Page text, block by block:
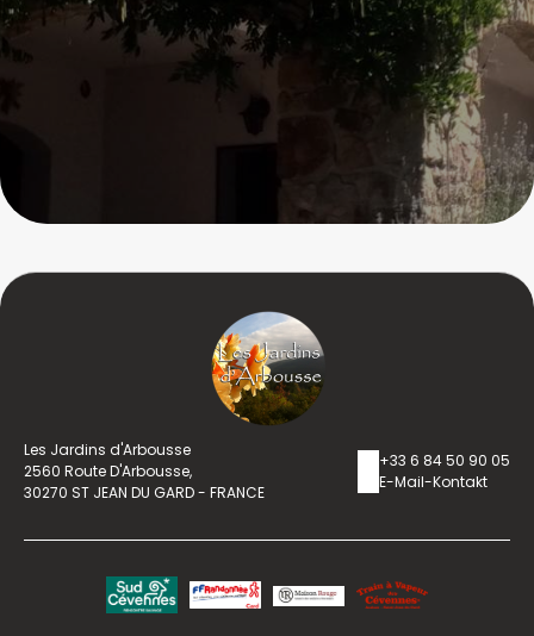
Les Jardins d'Arbousse
2560 Route D'Arbousse,
30270 ST JEAN DU GARD - FRANCE
+33 6 84 50 90 05
E-Mail-Kontakt